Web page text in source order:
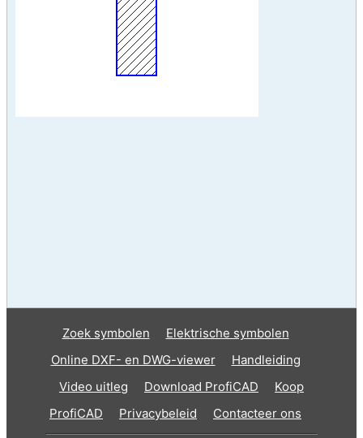
Zoek symbolen
Elektrische symbolen
Online DXF- en DWG-viewer
Handleiding
Video uitleg
Download ProfiCAD
Koop
ProfiCAD
Privacybeleid Contacteer ons